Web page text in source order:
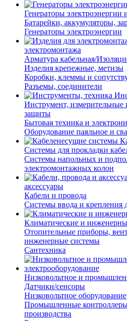
Генераторы электроэнергии
Батарейки, аккумуляторы,
Генераторы электроэнергии
электромонтажа
Арматура кабельная/
Изделия крепежные, метизы
Коробки, клеммы и
Разъемы, соединители
Инструмент, измерительные
защиты
Бытовая техника и
Оборудование паяльное и
Системы для прокладки
Системы напольных и
электромонтажных колон
аксессуары
Кабели и провода
Системы ввода и крепления
Климатические и
Отопительные приборы,
инженерные системы
Сантехника
Низковольтное и
Датчики/сенсоры
Низковольтное оборудование
Промышленные контроллеры
производства